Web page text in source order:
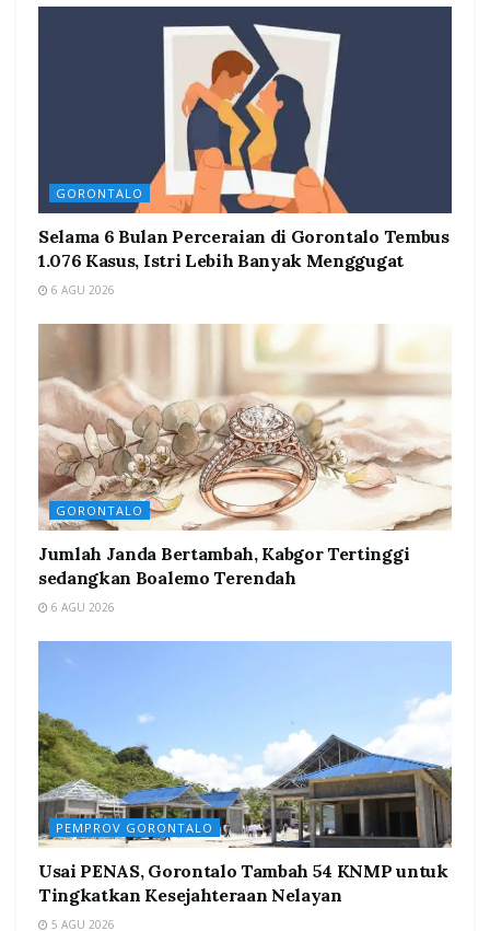
GORONTALO
Selama 6 Bulan Perceraian di Gorontalo Tembus
1.076 Kasus, Istri Lebih Banyak Menggugat
6 AGU 2026
GORONTALO
Jumlah Janda Bertambah, Kabgor Tertinggi
sedangkan Boalemo Terendah
6 AGU 2026
PEMPROV GORONTALO
Usai PENAS, Gorontalo Tambah 54 KNMP untuk
Tingkatkan Kesejahteraan Nelayan
5 AGU 2026